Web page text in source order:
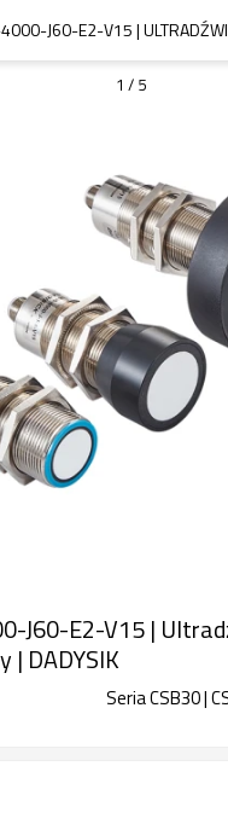
1 / 5
J60-E2-V15 |
| DADYSIK
Seria CSB30 |